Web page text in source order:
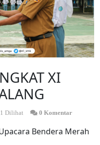
XI
1 Dilihat 0 Komentar
Upacara Bendera Merah